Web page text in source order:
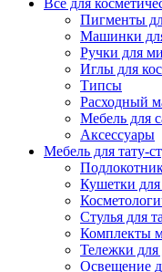
Все для
Пигменты
Машинки для
Ручки для
Иглы для
Типсы
Расходный
Мебель для
Аксессуары
Мебель для тату-
Кушетки для
Стулья для
Комплекты
Тележки для
Освещение